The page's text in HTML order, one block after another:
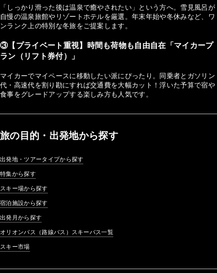
「しっかり滑った後は温泉で癒やされたい」という方へ。雪見風呂が
自慢の温泉旅館やリゾートホテルを厳選。年末年始や冬休みなど、ワ
ンランク上の特別な冬旅をご提案します。
③【プライベート重視】時間も荷物も自由自在「マイカープ
ラン（リフト券付）」
マイカーでマイペースに移動したい派にぴったり。同乗者とガソリン
代・高速代を割り勘にすれば交通費を大幅カット！浮いた予算で宿や
食事をグレードアップする楽しみ方も人気です。
旅の目的・出発地から探す
出発地・ツアータイプから探す
特集から探す
スキー場から探す
宿泊施設から探す
出発月から探す
オリオンバス（路線バス）スキーバス一覧
スキー市場